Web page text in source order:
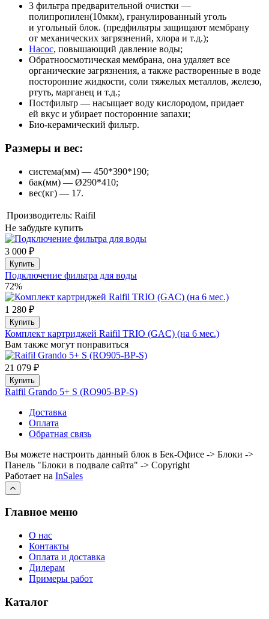
3 фильтра предварительной очистки —
полипропилен(10мкм), гранулированный уголь
и угольный блок. (предфильтры защищают мембрану
от механических загрязнений, хлора и т.д.);
Насос, повышающий давление воды;
Обратноосмотическая мембрана, она удаляет все
органические загрязнения, а также растворенные в воде
посторонние жидкости, соли тяжелых металлов, железо,
ртуть, марганец и т.д.;
Постфильтр — насыщает воду кислородом, придает
ей вкус и убирает посторонние запахи;
Био-керамический фильтр.
Размеры и вес:
система(мм) — 450*390*190;
бак(мм) — Ø290*410;
вес(кг) — 17.
Производитель: Raifil
Не забудьте купить
3 000 ₽
Купить
Подключение фильтра для воды
72%
1 280 ₽
Купить
Комплект картриджей Raifil TRIO (GAC) (на 6 мес.)
Вам также могут понравиться
21 079 ₽
Купить
Raifil Grando 5+ S (RO905-BP-S)
Доставка
Оплата
Обратная связь
Вы можете настроить данный блок в Бек-Офисе -> Блоки ->
Панель "Блоки в подвале сайта" -> Copyright
Работает на InSales
Главное меню
О нас
Контакты
Оплата и доставка
Дилерам
Примеры работ
Каталог